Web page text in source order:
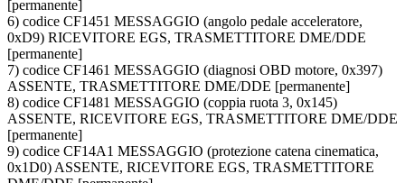
[permanente]
6) codice CF1451 MESSAGGIO (angolo pedale acceleratore,
0xD9) RICEVITORE EGS, TRASMETTITORE DME/DDE
[permanente]
7) codice CF1461 MESSAGGIO (diagnosi OBD motore, 0x397)
ASSENTE, TRASMETTITORE DME/DDE [permanente]
8) codice CF1481 MESSAGGIO (coppia ruota 3, 0x145)
ASSENTE, RICEVITORE EGS, TRASMETTITORE DME/DDE
[permanente]
9) codice CF14A1 MESSAGGIO (protezione catena cinematica,
0x1D0) ASSENTE, RICEVITORE EGS, TRASMETTITORE